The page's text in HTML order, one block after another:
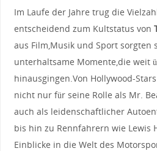
Im Laufe der Jahre trug ⁤die
entscheidend ‍zum‍ Kultstatus von
aus Film,Musik und Sport sorgten
unterhaltsame Momente,die weit
hinausgingen.Von Hollywood-
nicht nur für seine Rolle als Mr.
auch als leidenschaftlicher
bis hin ‍zu​ Rennfahrern wie Lewis
Einblicke in⁢ die Welt des